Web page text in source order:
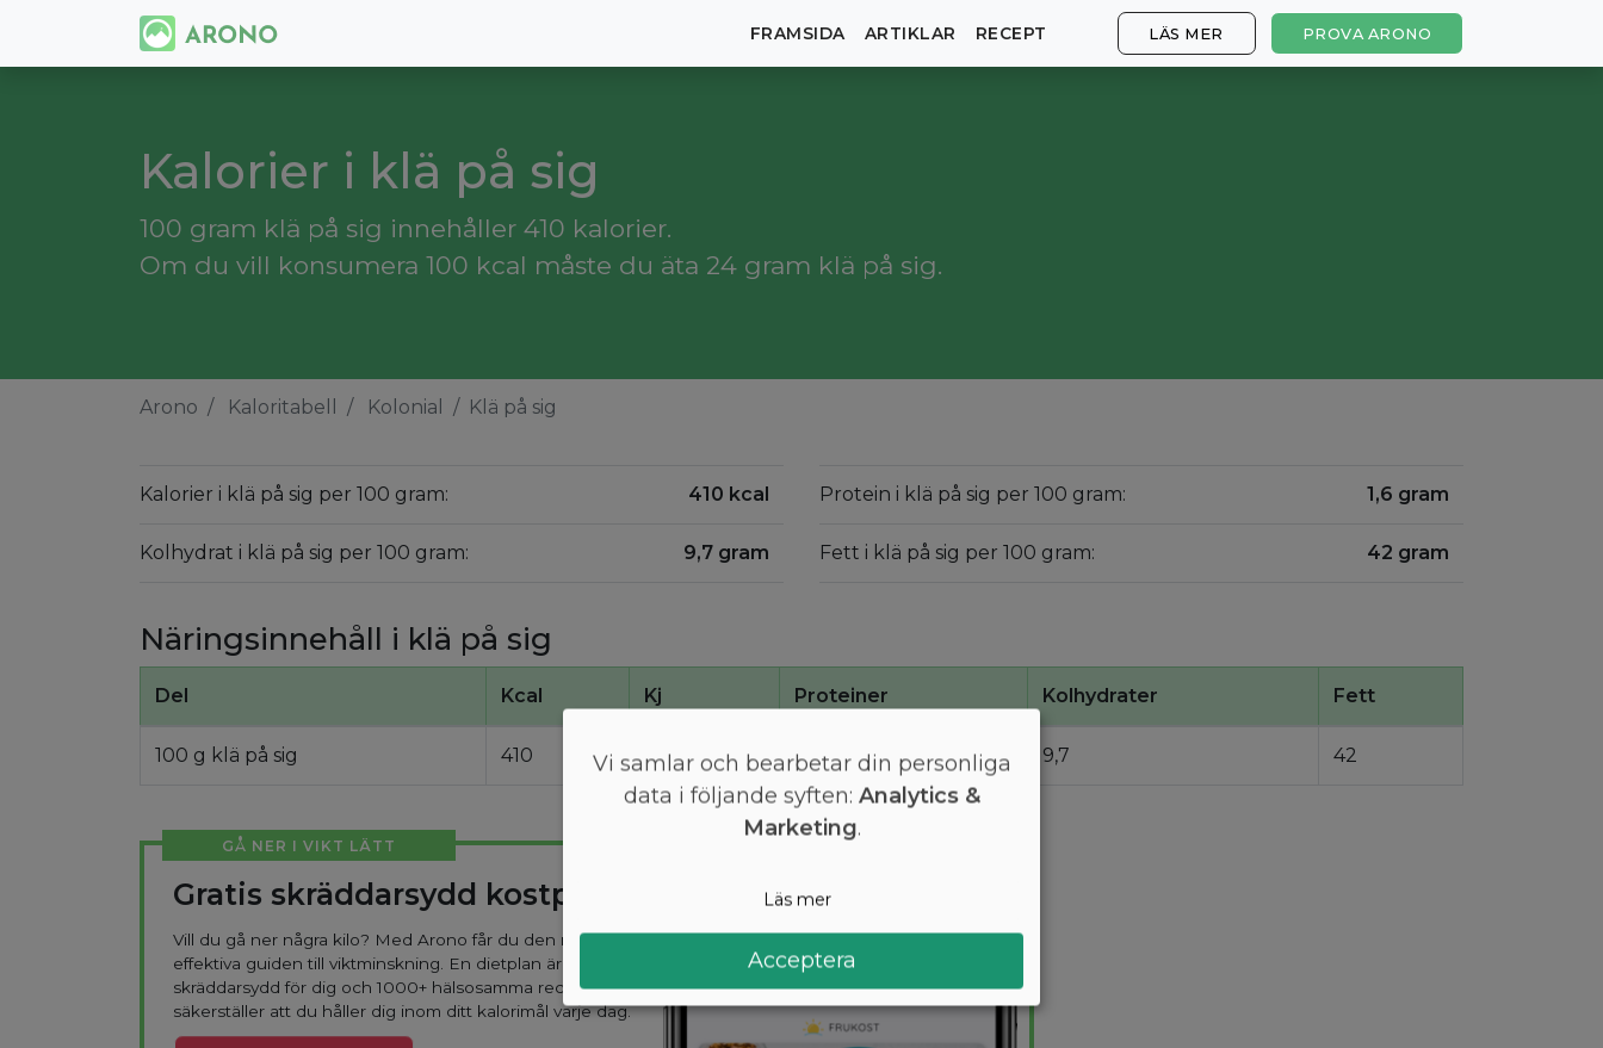
FRAMSIDA ARTIKLAR RECEPT LÄS MER PROVA ARONO
Kalorier i klä på sig
100 gram klä på sig innehåller 410 kalorier.
Om du vill konsumera 100 kcal måste du äta 24 gram klä på sig.
Arono Kaloritabell Kolonial Klä på sig
Kalorier i klä på sig per 100 gram: 410 kcal
Kolhydrat i klä på sig per 100 gram: 9,7 gram
Protein i klä på sig per 100 gram: 1,6 gram
Fett i klä på sig per 100 gram: 42 gram
Näringsinnehåll i klä på sig
Del Kcal Kj Proteiner Kolhydrater Fett
100 g klä på sig 410 1700 1,6 9,7 42
GÅ NER I VIKT LÄTT
Gratis skräddarsydd kostplan
Vill du gå ner några kilo? Med Arono får du den mest
effektiva guiden till viktminskning. En dietplan är
skräddarsydd för dig och 1000+ hälsosamma recept
säkerställer att du håller dig inom ditt kalorimål varje dag.
Vi samlar och bearbetar din personliga
data i följande syften: Analytics &
Marketing.
Läs mer
Acceptera